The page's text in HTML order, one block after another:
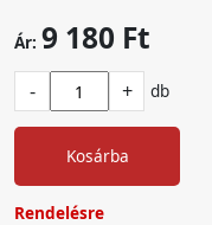
Ár: 9 180 Ft
- + db
Kosárba
Rendelésre